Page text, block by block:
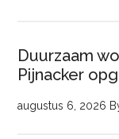
Duurzaam
Pijnacker
augustus 6, 2026